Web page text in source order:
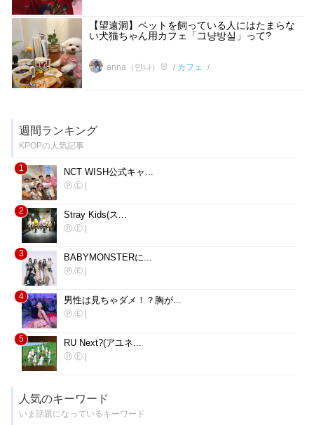
【望遠洞】ペットを飼っている人にはたまらな
い犬猫ちゃん用カフェ「그냥방실」って?
anna（안나）🐰 カフェ
週間ランキング
KPOPの人気記事
1 NCT WISH公式キャ...
Ⓟ.Ⓔ
2 Stray Kids(ス...
Ⓟ.Ⓔ
3 BABYMONSTERに...
Ⓟ.Ⓔ
4 男性は見ちゃダメ！？胸が...
Ⓟ.Ⓔ
5 RU Next?(アユネ...
Ⓟ.Ⓔ
人気のキーワード
いま話題になっているキーワード